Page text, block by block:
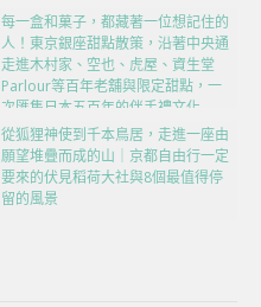
每一盒和菓子，都藏著一位想記住的
人！東京銀座甜點散策，沿著中央通
走進木村家、空也、虎屋、資生堂
Parlour等百年老舖與限定甜點，一
次匯集日本五百年的伴手禮文化
從狐狸神使到千本鳥居，走進一座由
願望堆疊而成的山｜京都自由行一定
要來的伏見稻荷大社與8個最值得停
留的風景